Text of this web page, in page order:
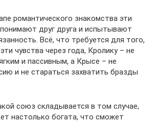
романтического знакомства эти
друг друга и испытывают
Всё, что требуется для того,
чувства через года, Кролику – не
и пассивным, а Крысе – не
и не стараться захватить бразды
союз складывается в том случае,
настолько богата, что сможет